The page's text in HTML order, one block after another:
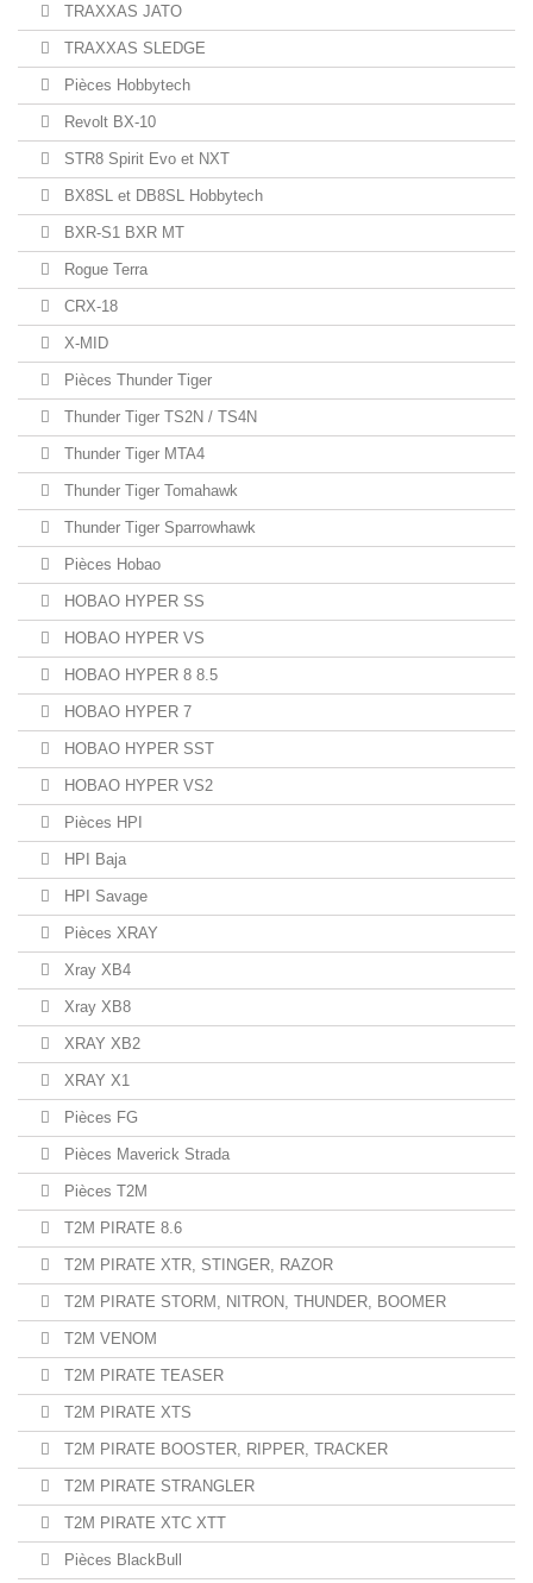
TRAXXAS JATO
TRAXXAS SLEDGE
Pièces Hobbytech
Revolt BX-10
STR8 Spirit Evo et NXT
BX8SL et DB8SL Hobbytech
BXR-S1 BXR MT
Rogue Terra
CRX-18
X-MID
Pièces Thunder Tiger
Thunder Tiger TS2N / TS4N
Thunder Tiger MTA4
Thunder Tiger Tomahawk
Thunder Tiger Sparrowhawk
Pièces Hobao
HOBAO HYPER SS
HOBAO HYPER VS
HOBAO HYPER 8 8.5
HOBAO HYPER 7
HOBAO HYPER SST
HOBAO HYPER VS2
Pièces HPI
HPI Baja
HPI Savage
Pièces XRAY
Xray XB4
Xray XB8
XRAY XB2
XRAY X1
Pièces FG
Pièces Maverick Strada
Pièces T2M
T2M PIRATE 8.6
T2M PIRATE XTR, STINGER, RAZOR
T2M PIRATE STORM, NITRON, THUNDER, BOOMER
T2M VENOM
T2M PIRATE TEASER
T2M PIRATE XTS
T2M PIRATE BOOSTER, RIPPER, TRACKER
T2M PIRATE STRANGLER
T2M PIRATE XTC XTT
Pièces BlackBull